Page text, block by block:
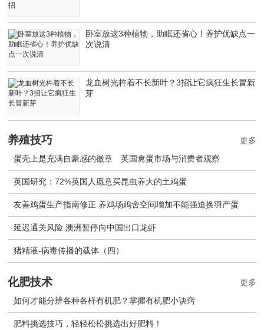
卧室放这3种植物，助眠还省心！养护优缺点一
次说清
龙血树光杵着不长新叶？3招让它疯狂生长冒新
芽
养殖技巧
蛋壳上是充满自豪感的徽章 英国禽蛋市场与消费者观察
英国研究：72%英国人愿意买昆虫养大的土鸡蛋
友善鸡蛋生产指南修正 养鸡场鸡舍空间增加不能强迫换羽产蛋
延迟通关风险 澳洲暂停向中国出口龙虾
猪精液-病毒传播的载体（四）
更多
化肥技术
如何才能分辨各种各样有机肥？掌握有机肥小诀窍
肥料挑选技巧，轻轻松松挑选出好肥料！
更多